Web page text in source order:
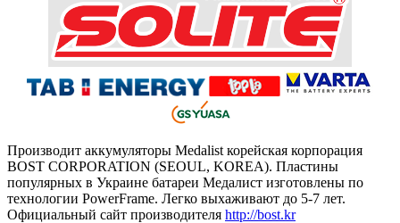
Производит аккумуляторы Medalist корейская корпорация
BOST CORPORATION (SEOUL, KOREA). Пластины
популярных в Украине батареи Медалист изготовлены по
технологии PowerFrame. Легко выхаживают до 5-7 лет.
Официальный сайт производителя http://bost.kr